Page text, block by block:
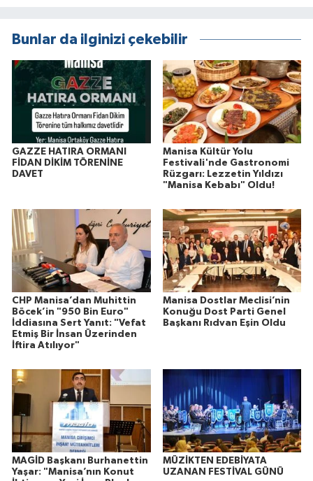
Bunlar da ilginizi çekebilir
GAZZE HATIRA ORMANI
FİDAN DİKİM TÖRENİNE
DAVET
Manisa Kültür Yolu
Festivali'nde Gastronomi
Rüzgarı: Lezzetin Yıldızı
"Manisa Kebabı" Oldu!
CHP Manisa’dan Muhittin
Böcek’in "950 Bin Euro"
İddiasına Sert Yanıt: "Vefat
Etmiş Bir İnsan Üzerinden
İftira Atılıyor"
Manisa Dostlar Meclisi’nin
Konuğu Dost Parti Genel
Başkanı Rıdvan Eşin Oldu
MAGİD Başkanı Burhanettin
Yaşar: "Manisa’nın Konut
MÜZİKTEN EDEBİYATA
UZANAN FESTİVAL GÜNÜ